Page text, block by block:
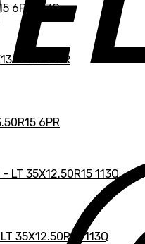
6PR 113Q
6PR
35X12.50R15 113Q